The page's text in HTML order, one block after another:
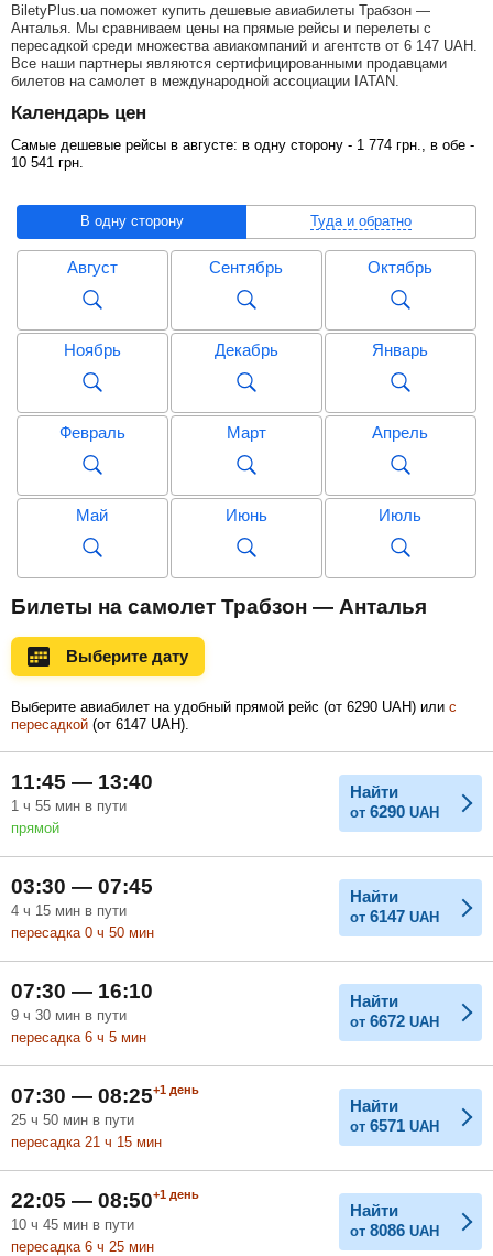
BiletyPlus.ua поможет купить дешевые авиабилеты Трабзон —
Анталья. Мы сравниваем цены на прямые рейсы и перелеты с
пересадкой среди множества авиакомпаний и агентств от 6 147 UAH
Все наши партнеры являются сертифицированными продавцами
билетов на самолет в международной ассоциации IATAN.
Календарь цен
Самые дешевые рейсы в августе: в одну сторону - 1 774 грн ., в обе -
10 541 грн
В одну сторону Туда и обратно
Август Сентябрь Октябрь
Ноябрь Декабрь Январь
Февраль Март Апрель
Май Июнь Июль
Сентябрь
Ноябрь
Билеты на самолет Трабзон — Анталья
Выберите дату
Выберите авиабилет на удобный прямой рейс (от 6290 UAH) или с
пересадкой (от 6147 UAH).
11:45 — 13:40
1 ч 55 мин в пути
прямой
Найти
от 6290 UAH
03:30 — 07:45
4 ч 15 мин в пути
пересадка 0 ч 50 мин
Найти
от 6147 UAH
07:30 — 16:10
9 ч 30 мин в пути
пересадка 6 ч 5 мин
Найти
от 6672 UAH
07:30 — 08:25+1 день
25 ч 50 мин в пути
пересадка 21 ч 15 мин
Найти
от 6571 UAH
22:05 — 08:50+1 день
10 ч 45 мин в пути
пересадка 6 ч 25 мин
Найти
от 8086 UAH